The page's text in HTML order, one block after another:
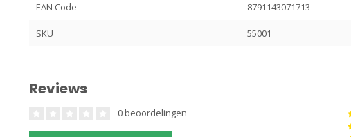
EAN Code 8791143071713
SKU 55001
Reviews
0 beoordelingen